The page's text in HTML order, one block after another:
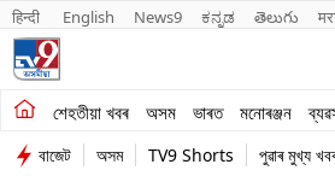
हिन्दी English News9 ಕನ್ನಡ తెలుగు
শেহতীয়া খবৰ অসম ভাৰত মনোৰঞ্জন
শেহতীয়া খবৰ
অসমবাজেট অসম TV9 Shorts পুৱাৰ মুখ্য